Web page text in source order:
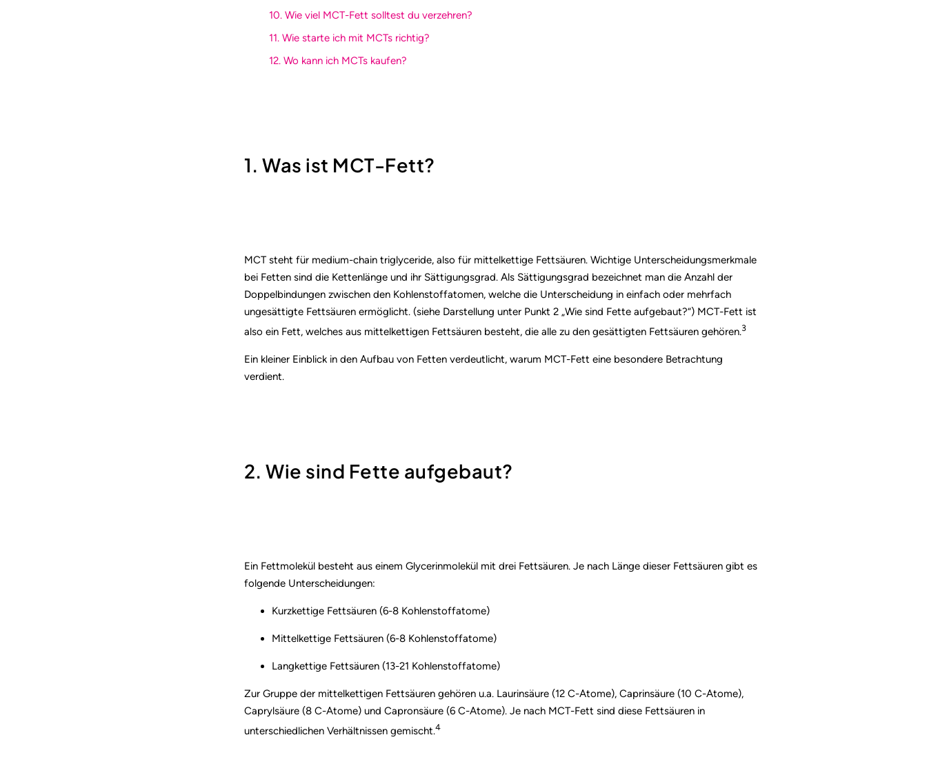
10. Wie viel MCT-Fett solltest du verzehren?
11. Wie starte ich mit MCTs richtig?
12. Wo kann ich MCTs kaufen?
1. Was ist MCT-Fett?
MCT steht für medium-chain triglyceride, also für mittelkettige Fettsäuren. Wichtige Unterscheidungsmerkmale
bei Fetten sind die Kettenlänge und ihr Sättigungsgrad. Als Sättigungsgrad bezeichnet man die Anzahl der
Doppelbindungen zwischen den Kohlenstoffatomen, welche die Unterscheidung in einfach oder mehrfach
ungesättigte Fettsäuren ermöglicht. (siehe Darstellung unter Punkt 2 „Wie sind Fette aufgebaut?“) MCT-Fett ist
also ein Fett, welches aus mittelkettigen Fettsäuren besteht, die alle zu den gesättigten Fettsäuren gehören.3
Ein kleiner Einblick in den Aufbau von Fetten verdeutlicht, warum MCT-Fett eine besondere Betrachtung
verdient.
2. Wie sind Fette aufgebaut?
Ein Fettmolekül besteht aus einem Glycerinmolekül mit drei Fettsäuren. Je nach Länge dieser Fettsäuren gibt es
folgende Unterscheidungen:
Kurzkettige Fettsäuren (6-8 Kohlenstoffatome)
Mittelkettige Fettsäuren (6-8 Kohlenstoffatome)
Langkettige Fettsäuren (13-21 Kohlenstoffatome)
Zur Gruppe der mittelkettigen Fettsäuren gehören u.a. Laurinsäure (12 C-Atome), Caprinsäure (10 C-Atome),
Caprylsäure (8 C-Atome) und Capronsäure (6 C-Atome). Je nach MCT-Fett sind diese Fettsäuren in
unterschiedlichen Verhältnissen gemischt.4